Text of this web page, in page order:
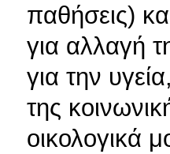
παθήσεις)
για αλλαγή
για την
της
οικολογικά